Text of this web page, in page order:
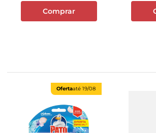
Comprar
Ofertaaté 19/08